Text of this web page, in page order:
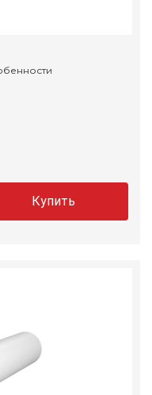
Купить